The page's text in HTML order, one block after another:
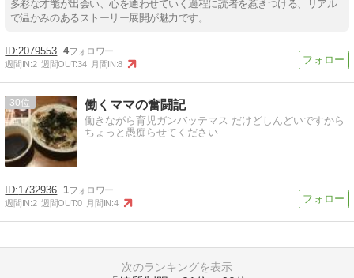
多彩な才能が出会い、心を通わせていく過程に読者を惹きつける、リアル
で温かみのあるストーリー展開が魅力です。
2079553 4
週間IN:2 週間OUT:34 月間IN:8
30 働くママの奮闘記
働きながら育児ガンバッテマス だけどしんどいですから
ちょっと愚痴らせてください
1732936 1
週間IN:2 週間OUT:0 月間IN:4
次のランキングを表示